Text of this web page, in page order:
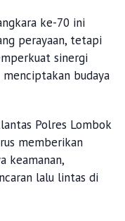
ke-70 ini
perayaan, tetapi
sinergi
budaya
Polres Lombok
memberikan
keamanan,
lalu lintas di